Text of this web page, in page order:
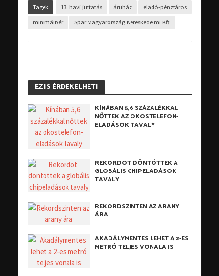
Tagek 13. havi juttatás áruház eladó-pénztáros
minimálbér Spar Magyarország Kereskedelmi Kft.
EZ IS ÉRDEKELHETI
KÍNÁBAN 5,6 SZÁZALÉKKAL
NŐTTEK AZ OKOSTELEFON-
ELADÁSOK TAVALY
REKORDOT DÖNTÖTTEK A
GLOBÁLIS CHIPELADÁSOK
TAVALY
REKORDSZINTEN AZ ARANY
ÁRA
AKADÁLYMENTES LEHET A 2-ES
METRÓ TELJES VONALA IS